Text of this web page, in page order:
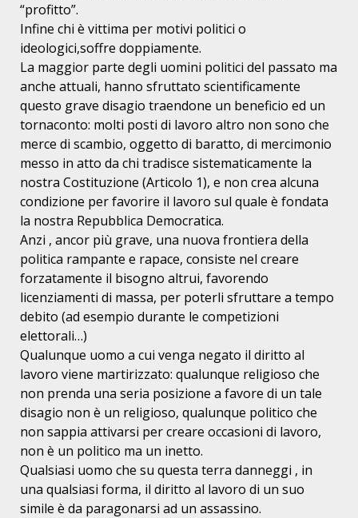
“profitto”.
Infine chi è vittima per motivi politici o
ideologici,soffre doppiamente.
La maggior parte degli uomini politici del passato ma
anche attuali, hanno sfruttato scientificamente
questo grave disagio traendone un beneficio ed un
tornaconto: molti posti di lavoro altro non sono che
merce di scambio, oggetto di baratto, di mercimonio
messo in atto da chi tradisce sistematicamente la
nostra Costituzione (Articolo 1), e non crea alcuna
condizione per favorire il lavoro sul quale è fondata
la nostra Repubblica Democratica.
Anzi , ancor più grave, una nuova frontiera della
politica rampante e rapace, consiste nel creare
forzatamente il bisogno altrui, favorendo
licenziamenti di massa, per poterli sfruttare a tempo
debito (ad esempio durante le competizioni
elettorali…)
Qualunque uomo a cui venga negato il diritto al
lavoro viene martirizzato: qualunque religioso che
non prenda una seria posizione a favore di un tale
disagio non è un religioso, qualunque politico che
non sappia attivarsi per creare occasioni di lavoro,
non è un politico ma un inetto.
Qualsiasi uomo che su questa terra danneggi , in
una qualsiasi forma, il diritto al lavoro di un suo
simile è da paragonarsi ad un assassino.